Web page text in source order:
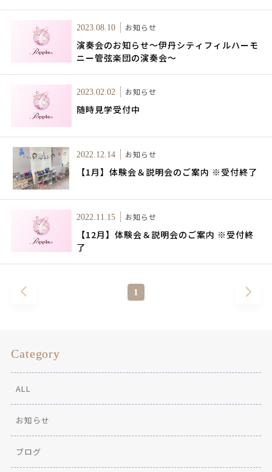
2023.08.10 お知らせ
演奏会のお知らせ～伊丹シティフィルハーモ
ニー管弦楽団の演奏会～
2023.02.02 お知らせ
随時見学受付中
2022.12.14 お知らせ
【1月】体験会＆説明会のご案内 ※受付終了
2022.11.15 お知らせ
【12月】体験会＆説明会のご案内 ※受付終
了
1
Category
ALL
お知らせ
ブログ